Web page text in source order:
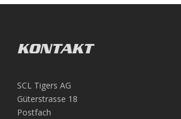
KONTAKT
SCL Tigers AG
Güterstrasse 18
Postfach